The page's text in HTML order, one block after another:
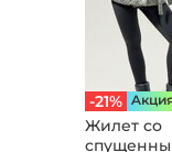
-21%
Жилет со